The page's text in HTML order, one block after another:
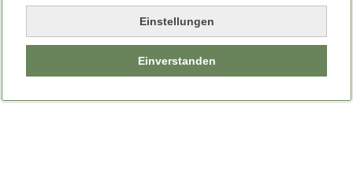
Einstellungen
Einverstanden